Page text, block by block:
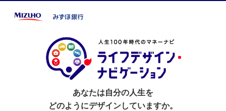
あなたは自分の人生を
どのようにデザインしていますか。